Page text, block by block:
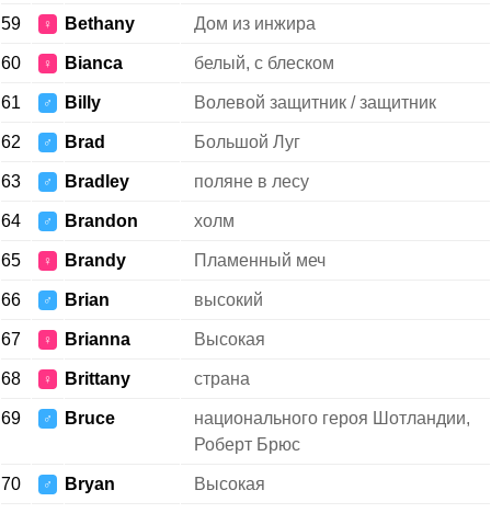
59 ♀ Bethany Дом из инжира
60 ♀ Bianca белый, с блеском
61 ♂ Billy Волевой защитник / защитник
62 ♂ Brad Большой Луг
63 ♂ Bradley поляне в лесу
64 ♂ Brandon холм
65 ♀ Brandy Пламенный меч
66 ♂ Brian высокий
67 ♀ Brianna Высокая
68 ♀ Brittany страна
69 ♂ Bruce
национального героя Шотландии,
Роберт Брюс
70 ♂ Bryan Высокая